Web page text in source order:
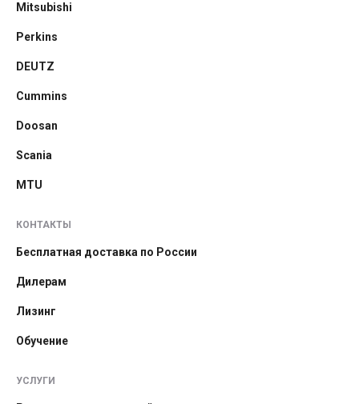
Mitsubishi
Perkins
DEUTZ
Cummins
Doosan
Scania
MTU
КОНТАКТЫ
Бесплатная доставка по России
Дилерам
Лизинг
Обучение
УСЛУГИ